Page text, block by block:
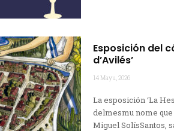
Esposición del
d’Avilés’
14 Mayu, 2026
La esposición ‘La
delmesmu nome
Miguel SolísSantos,